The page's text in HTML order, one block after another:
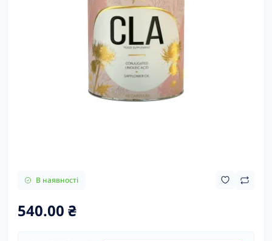
В наявності
540.00 ₴